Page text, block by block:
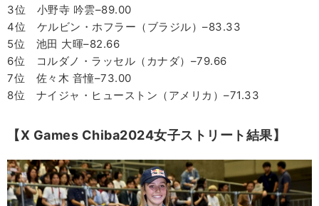
3位 小野寺 吟雲–89.00
4位 ケルビン・ホフラー（ブラジル）–83.33
5位 池田 大暉–82.66
6位 コルダノ・ラッセル（カナダ）–79.66
7位 佐々木 音憧–73.00
8位 ナイジャ・ヒューストン（アメリカ）–71.33
【X Games Chiba2024女子ストリート結果】